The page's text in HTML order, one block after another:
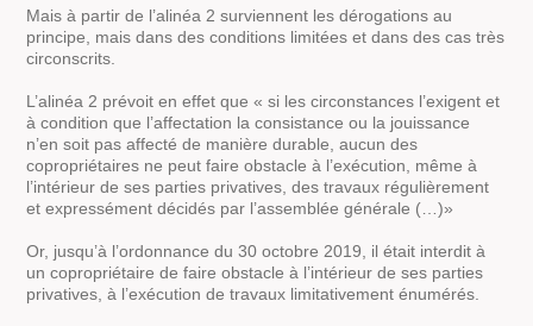
Mais à partir de l’alinéa 2 surviennent les dérogations au
principe, mais dans des conditions limitées et dans des cas très
circonscrits.
L’alinéa 2 prévoit en effet que « si les circonstances l’exigent et
à condition que l’affectation la consistance ou la jouissance
n’en soit pas affecté de manière durable, aucun des
copropriétaires ne peut faire obstacle à l’exécution, même à
l’intérieur de ses parties privatives, des travaux régulièrement
et expressément décidés par l’assemblée générale (…)»
Or, jusqu’à l’ordonnance du 30 octobre 2019, il était interdit à
un copropriétaire de faire obstacle à l’intérieur de ses parties
privatives, à l’exécution de travaux limitativement énumérés.